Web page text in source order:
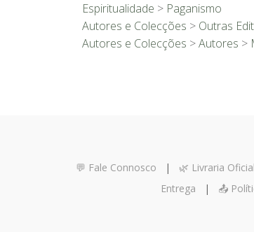
Espiritualidade > Paganismo
Autores e Colecções > Outras
Autores e Colecções >Autores >
💬 Fale Connosco | 🌿 Livraria
Entrega | 📤